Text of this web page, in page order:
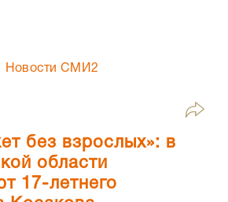
Новости СМИ2
без взрослых»: в
области
17-летнего